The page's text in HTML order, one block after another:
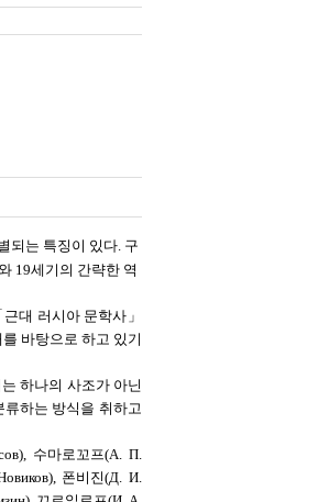
되는 특징이 있다. 구
19세기의 간략한 역
대 러시아 문학사」
바탕으로 하고 있기
하나의 사조가 아닌
하는 방식을 취하고
수마로꼬프(А. П.
폰비진(Д. И.